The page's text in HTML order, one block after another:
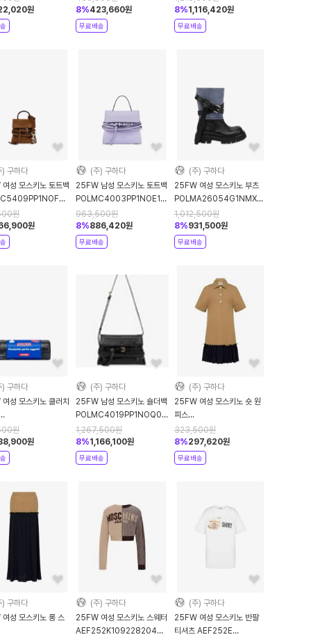
원
Brown DOM
8%423,660원
무료배송
8%1,116,420원
무료배송
) 구하다
성 모스키노 토트백
원
원
(주) 구하다
25FW 남성 모스키노 토트백
POLMC4003PP1NOE1POL65A
Purple DOM
963,500원
8%886,420원
무료배송
(주) 구하다
25FW 여성 모스키노 부츠
POLMA26054G1NMX6POL70B
Light blue DOM
1,012,500원
8%931,500원
무료배송
) 구하다
성 모스키노 클러치
원
원
(주) 구하다
25FW 남성 모스키노 숄더백
POLMC4019PP1NOQ0POL000
Black DOM
1,267,500원
8%1,166,100원
무료배송
(주) 구하다
25FW 여성 모스키노 숏 원
피스
AEF252K104608219AEF1084
Brown DOM
323,500원
8%297,620원
무료배송
) 구하다
성 모스키노 롱 스
(주) 구하다
25FW 여성 모스키노 스웨터
AEF252K109228204AEF1095
(주) 구하다
25FW 여성 모스키노 반팔
티셔츠 AEF252E